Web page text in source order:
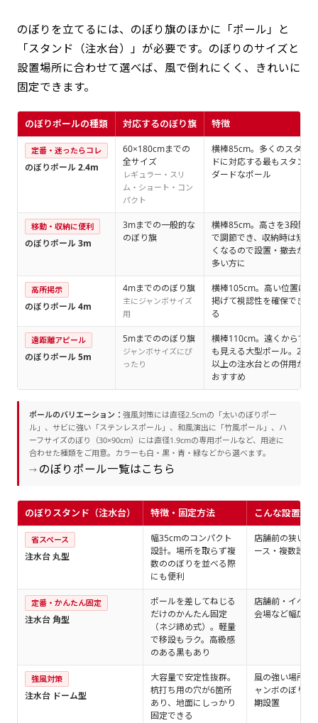
のぼりを立てるには、のぼり旗のほかに「ポール」と
「スタンド（注水台）」が必要です。のぼりのサイズと
設置場所に合わせて選べば、風で倒れにくく、きれいに
固定できます。
のぼりポールの種類 対応するのぼり旗 特徴
定番・迷ったらコレ
のぼりポール 2.4m
60×180cmまでの
全サイズ
レギュラー・スリ
ム・ショート・コン
パクト
横棒85cm。多くのスタン
ドに対応する最もスタン
ダードなポール
移動・収納に便利
のぼりポール 3m
3mまでの一般的な
のぼり旗
横棒85cm。高さを3段階
で調節でき、収納時は短
くなるので設置・撤去が
多い方に
高所掲示
のぼりポール 4m
4mまでののぼり旗
主にジャンボサイズ
用
横棒105cm。高い位置に
掲げて視認性を確保でき
る
遠距離アピール
のぼりポール 5m
5mまでののぼり旗
ジャンボサイズにぴ
ったり
横棒110cm。遠くからで
も見える大型ポール。20L
以上の注水台との併用が
おすすめ
ポールのバリエーション： 強風対策には直径2.5cmの「太いのぼりポー
ル」、サビに強い「ステンレスポール」、和風演出に「竹風ポール」、ハ
ーフサイズのぼり（30×90cm）には直径1.9cmの専用ポールなど、用途に
合わせた種類をご用意。カラーも白・黒・青・緑などから選べます。
→ のぼりポール一覧はこちら
のぼりスタンド（注水台） 特徴・固定方法 こんな設置場
省スペース
注水台 丸型
幅35cmのコンパクト
設計。場所を取らず複
数ののぼりを並べる際
にも便利
店舗前の狭いス
ース・複数設置
定番・かんたん固定
注水台 角型
ポールを差してねじる
だけのかんたん固定
（ネジ締め式）。軽量
で移設もラク。高級感
のある黒もあり
店舗前・イベン
会場など幅広く
強風対策
注水台 ドーム型
大容量で安定性抜群。
杭打ち用の穴が6箇所
あり、地面にしっかり
固定できる
風の強い場所・
ャンボのぼり・
期設置